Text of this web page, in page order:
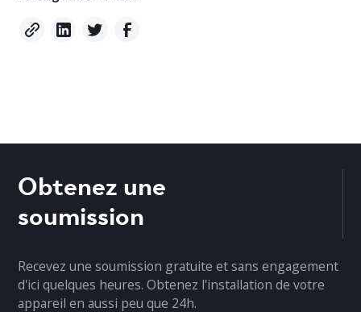
Obtenez une
soumission
Recevez une soumission gratuite et sans engagement
d'ici quelques heures. Obtenez l'installation de votre
appareil en aussi peu que 24h.